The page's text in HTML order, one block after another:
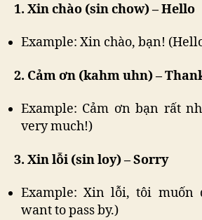
1. Xin chào (sin chow) – Hello
Example: Xin chào, bạn!
2. Cảm ơn (kahm uhn) –
Example: Cảm ơn bạn rất
very much!)
3. Xin lỗi (sin loy) – Sorry
Example: Xin lỗi, tôi muốn
want to pass by.)